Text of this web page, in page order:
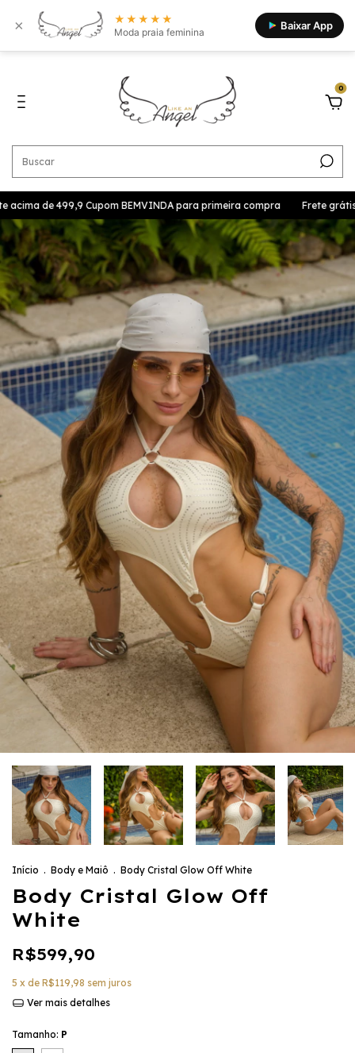
× ★★★★★
Moda praia feminina Baixar App
0
de 499,9 Cupom BEMVINDA para primeira compra Frete grátis
Início . Body e Maiô . Body Cristal Glow Off White
Body Cristal Glow Off
White
R$599,90
5 x de R$119,98 sem juros
Ver mais detalhes
Tamanho: P